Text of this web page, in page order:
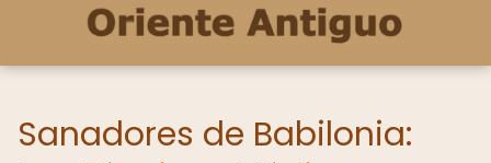
Sanadores de Babilonia: